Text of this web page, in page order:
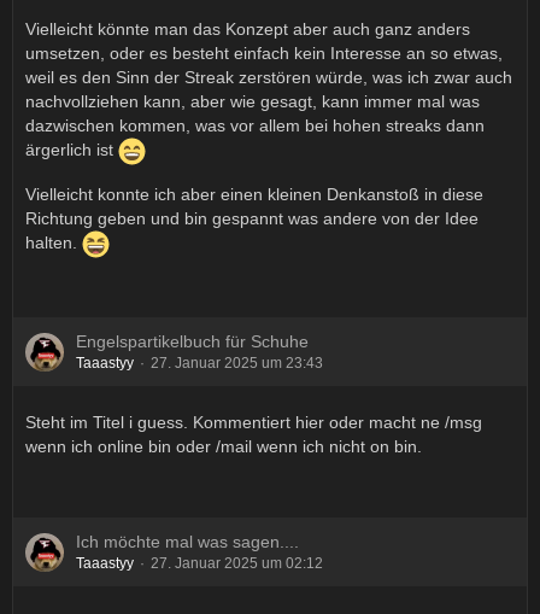
Vielleicht könnte man das Konzept aber auch ganz anders
umsetzen, oder es besteht einfach kein Interesse an so etwas,
weil es den Sinn der Streak zerstören würde, was ich zwar auch
nachvollziehen kann, aber wie gesagt, kann immer mal was
dazwischen kommen, was vor allem bei hohen streaks dann
ärgerlich ist
Vielleicht konnte ich aber einen kleinen Denkanstoß in diese
Richtung geben und bin gespannt was andere von der Idee
halten.
Engelspartikelbuch für Schuhe
Taaastyy 27. Januar 2025 um 23:43
Steht im Titel i guess. Kommentiert hier oder macht ne /msg
wenn ich online bin oder /mail wenn ich nicht on bin.
Ich möchte mal was sagen....
Taaastyy 27. Januar 2025 um 02:12